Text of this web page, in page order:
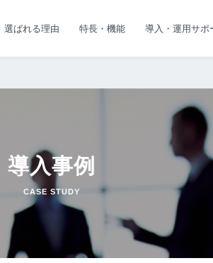
選ばれる理由 特長・機能 導入・運用サポ
導入事例
CASE STUDY